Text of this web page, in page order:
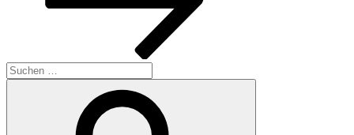
Suchen
nach: